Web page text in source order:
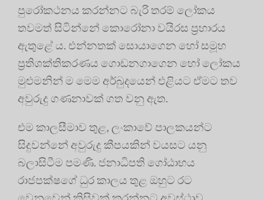
පුරෝකථනය කරන්නට බැරි තරම් ලෝකය
තවමත් සිටින්නේ කොරෝනා වයිරස ප්‍රහාරය
ඇතුළේ ය. එන්නතක් සොයාගෙන හෝ සමූහ
ප්‍රතිශක්තිකරණය ගොඩනගාගෙන හෝ ලෝකය
මුළුමනින් ම මෙම අර්බුදයෙන් එළියට ඒමට තව
අවුරුදු ගණනාවක් ගත වනු ඇත.
එම කාලසීමාව තුළ, ලංකාවේ පාලකයන්ට
සිදුවන්නේ අවුරුදු කීපයකින් වයසට යනු
බලාසිටීම පමණි. ජනාධිපති ගෝඨාභය
රාජපක්ෂගේ ධුර කාලය තුළ ඔහුට රට